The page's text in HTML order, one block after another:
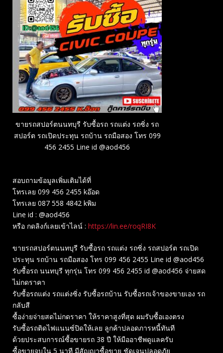
ขายรถสปอร์ตนนทบุรี รับซื้อรถ รถแต่ง รถซิ่ง รถ
สปอร์ต รถเปิดประทุน รถบ้าน รถมือสอง โทร 099
456 2455 Line id @aod456
สอบถามข้อมูลเพิ่มเติมได้ที่
โทรเลย 099 456 2455 kอ๊อด
โทรเลย 087 558 4842 kพิม
Line id : @aod456
หรือ กดลิงก์เลยเข้าไลน์ : https://lin.ee/roqRI8K
ขายรถสปอร์ตนนทบุรี รับซื้อรถ รถแต่ง รถซิ่ง รถสปอร์ต รถเปิด
ประทุน รถบ้าน รถมือสอง โทร 099 456 2455 Line id @aod456
รับซื้อรถ นนทบุรี ทุกรุ่น โทร 099 456 2455 id @aod456 จ่ายสด
ไม่กดราคา
รับซื้อรถแต่ง รถแต่งซิ่ง รับซื้อรถบ้าน รับซื้อรถเจ้าของขายเอง รถ
กลับสี
ซื้อง่ายจ่ายสดไม่กดราคา ให้ราคาสูงที่สุด ผมรับซื้อเองตรง
รับซื้อรถติดไฟแนนซ์ปิดให้เลย ลูกค้าปลอดภารหนี้ทันที
ด้วยประสบการณ์ซื้อขายรถ 38 ปี ให้มืออาชีพดูแลครับ
ซื้อขายจบใน 5 นาที มีสัญญาซื้อขาย ชัดเจนปลอดภัย